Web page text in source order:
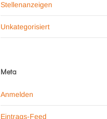
Stellenanzeigen
Unkategorisiert
Meta
Anmelden
Eintrags-Feed